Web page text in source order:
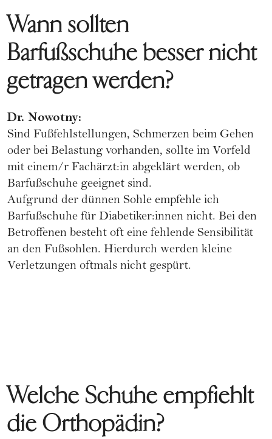
Wann sollten
Barfußschuhe besser nicht
getragen werden?
Dr. Nowotny:
Sind Fußfehlstellungen, Schmerzen beim Gehen
oder bei Belastung vorhanden, sollte im Vorfeld
mit einem/r Fachärzt:in abgeklärt werden, ob
Barfußschuhe geeignet sind.
Aufgrund der dünnen Sohle empfehle ich
Barfußschuhe für Diabetiker:innen nicht. Bei den
Betroffenen besteht oft eine fehlende Sensibilität
an den Fußsohlen. Hierdurch werden kleine
Verletzungen oftmals nicht gespürt.
Welche Schuhe empfiehlt
die Orthopädin?